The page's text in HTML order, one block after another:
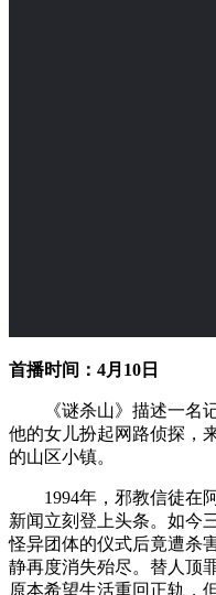
首播时间：4月10日
《谜杀山》描述一名记
他的女儿扮起网路侦探，
的山区小镇。
1994年，邪教信徒在阿
新闻立刻登上头条。如今
怪异团体的仪式后竟遭杀
静再度消失殆尽。替人顶
原本希望生活重回正轨，